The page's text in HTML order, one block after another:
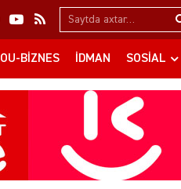
Search…
BIZNES İDMAN SOSIAL